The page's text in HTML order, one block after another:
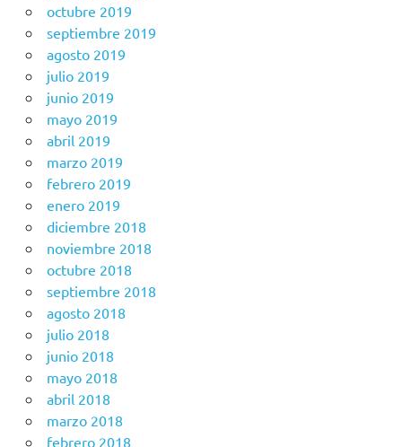
octubre 2019
septiembre 2019
agosto 2019
julio 2019
junio 2019
mayo 2019
abril 2019
marzo 2019
febrero 2019
enero 2019
diciembre 2018
noviembre 2018
octubre 2018
septiembre 2018
agosto 2018
julio 2018
junio 2018
mayo 2018
abril 2018
marzo 2018
febrero 2018